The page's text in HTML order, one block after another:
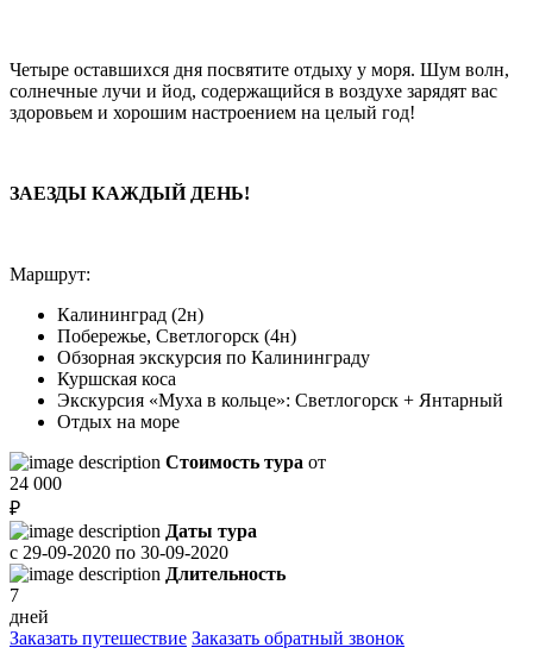
Четыре оставшихся дня посвятите отдыху у моря. Шум волн,
солнечные лучи и йод, содержащийся в воздухе зарядят вас
здоровьем и хорошим настроением на целый год!
ЗАЕЗДЫ КАЖДЫЙ ДЕНЬ!
Маршрут:
Калининград (2н)
Побережье, Светлогорск (4н)
Обзорная экскурсия по Калининграду
Куршская коса
Экскурсия «Муха в кольце»: Светлогорск + Янтарный
Отдых на море
Стоимость тура от
24 000
₽
Даты тура
с 29-09-2020 по 30-09-2020
Длительность
7
дней
Заказать путешествие Заказать обратный звонок